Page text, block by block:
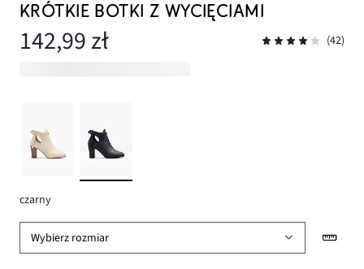
KRÓTKIE BOTKI Z WYCIĘCIAMI
142,99 zł (42)
czarny
Wybierz rozmiar